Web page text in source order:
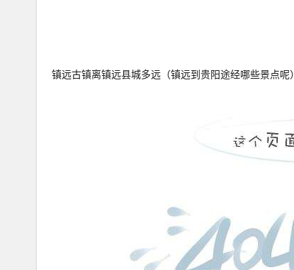
镇远古镇离镇远县城多远（镇远到贵阳途经哪些景点呢）